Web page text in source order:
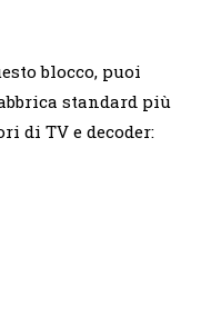
blocco, puoi
standard più
di TV e decoder: